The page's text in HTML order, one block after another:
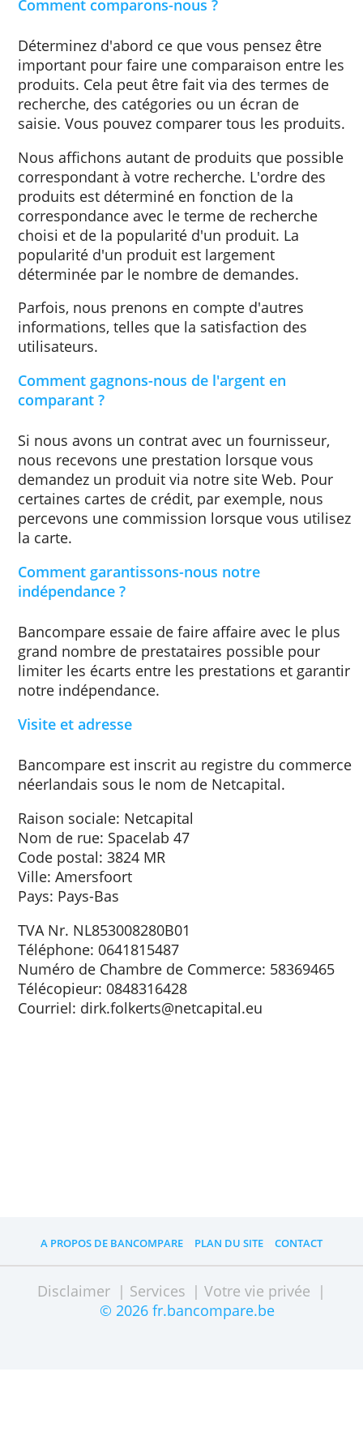
fournisseurs avec lesquels nous avons des
contrats et les fournisseurs qui, selon nous,
méritent une place sur le site.
Nous travaillons avec Beobank, American
Express et BNP Paribas, entre autres.
Comment comparons-nous ?
Déterminez d'abord ce que vous pensez
important pour faire une comparaison
produits. Cela peut être fait via des termes
recherche, des catégories ou un écran de
Nous affichons autant de produits que
correspondant à votre recherche. L'ordre
produits est déterminé en fonction de la
correspondance avec le terme de recherche
popularité d'un produit est largement
déterminée par le nombre de demandes.
Parfois, nous prenons en compte d'autres
informations, telles que la satisfaction des
utilisateurs.
Comment gagnons-nous de l'argent en
comparant ?
Si nous avons un contrat avec un
nous recevons une prestation lorsque vous
demandez un produit via notre site Web.
certaines cartes de crédit, par exemple,
la carte.
Comment garantissons-nous notre
indépendance ?
Bancompare essaie de faire affaire avec le
grand nombre de prestataires possible
notre indépendance.
Visite et adresse
Bancompare est inscrit au registre du
Numéro de Chambre de Commerce:
Télécopieur: 0848316428
Courriel: dirk.folkerts@netcapital.eu